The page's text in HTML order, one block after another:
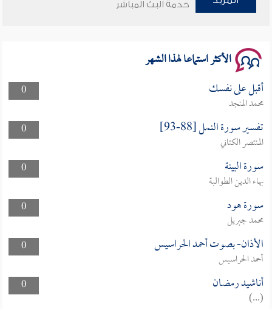
خدمة البث المباشر
الأكثر استماعا لهذا الشهر
0 أقبل على نفسك
محمد المنجد
0
تفسير سورة النمل [88-93]
المنتصر الكتاني
0
سورة البينة
بهاء الدين الطوالبة
0
سورة هود
محمد جبريل
0
الأذان- بصوت أحمد الحراسيس
أحمد الحراسيس
0
أناشيد رمضان
(...)